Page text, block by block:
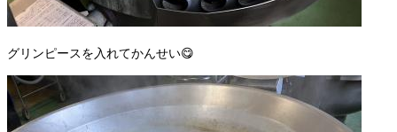
グリンピースを入れてかんせい😋